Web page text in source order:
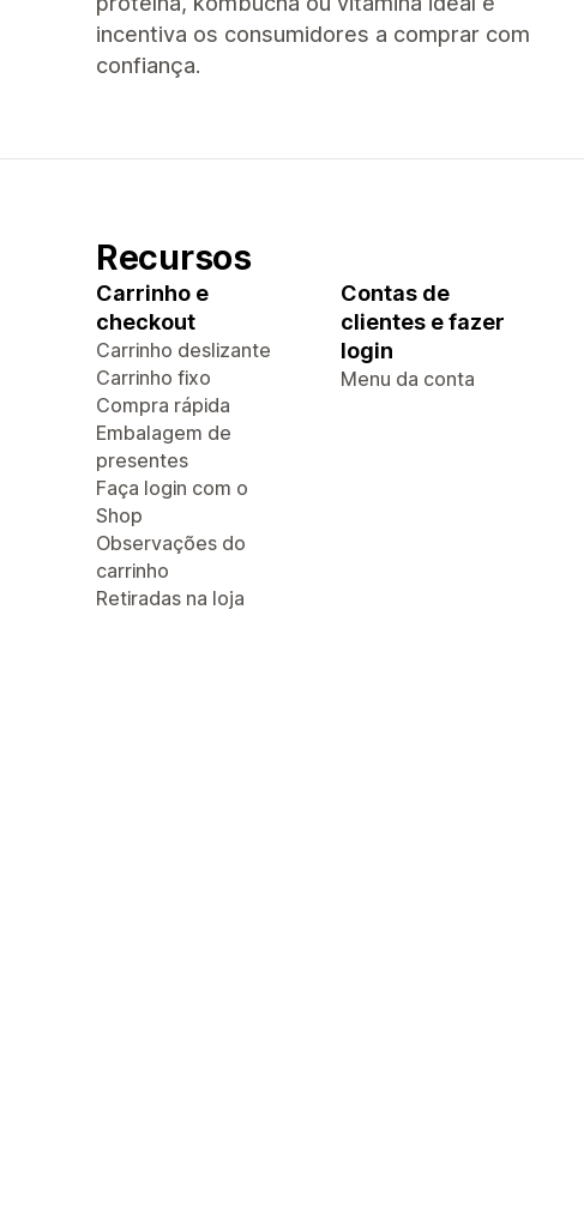
incentiva os consumidores a comprar com
confiança.
Recursos
Carrinho e
checkout
Carrinho deslizante
Carrinho fixo
Compra rápida
Embalagem de
presentes
Faça login com o
Shop
Observações do
carrinho
Retiradas na loja
Contas de
clientes e fazer
login
Menu da conta